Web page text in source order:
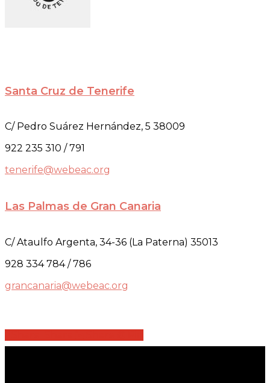
Santa Cruz de Tenerife
C/ Pedro Suárez Hernández, 5 38009
922 235 310 / 791
tenerife@webeac.org
Las Palmas de Gran Canaria
C/ Ataulfo Argenta, 34-36 (La Paterna) 35013
928 334 784 / 786
grancanaria@webeac.org